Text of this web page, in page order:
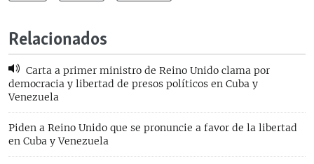
Relacionados
Carta a primer ministro de Reino Unido clama por
democracia y libertad de presos políticos en Cuba y
Venezuela
Piden a Reino Unido que se pronuncie a favor de la libertad
en Cuba y Venezuela